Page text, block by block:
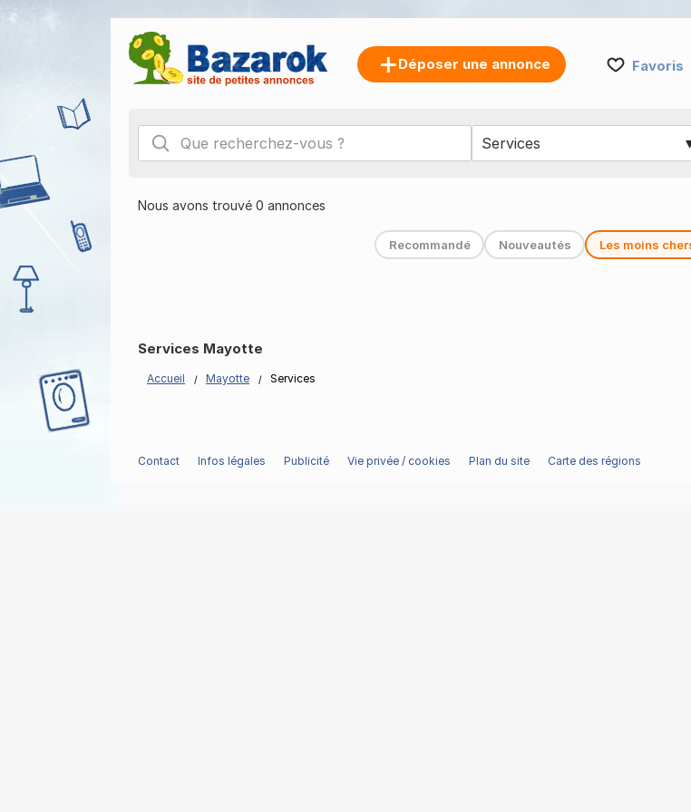
Déposer une annonce Favoris
Nous avons trouvé 0 annonces
Recommandé Nouveautés Les moins
Services Mayotte
Accueil Mayotte Services
Contact Infos légales Publicité Vie privée / cookies Plan du site Carte des régions